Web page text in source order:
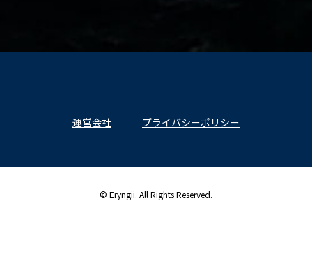
運営会社 プライバシーポリシー
© Eryngii. All Rights Reserved.